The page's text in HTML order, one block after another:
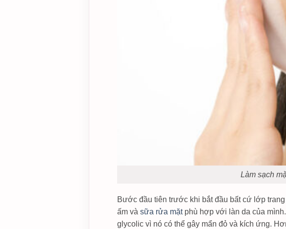
Làm sạch
Bước đầu tiên trước khi bắt đầu bất cứ lớp
ấm và sữa rửa mặtphù hợp với làn da của
glycolic vì nó có thể gây mẩn đỏ và kích ứng.